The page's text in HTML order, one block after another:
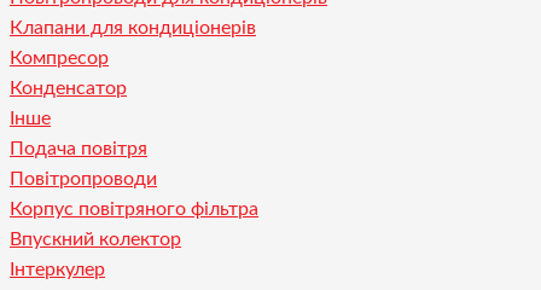
Клапани для кондиціонерів
Компресор
Конденсатор
Інше
Подача повітря
Повітропроводи
Корпус повітряного фільтра
Впускний колектор
Інтеркулер